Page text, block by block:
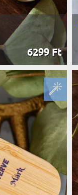
6299 Ft